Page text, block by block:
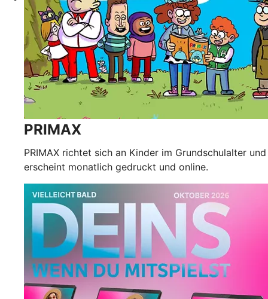
PRIMAX
PRIMAX richtet sich an Kinder im Grundschulalter und
erscheint monatlich gedruckt und online.